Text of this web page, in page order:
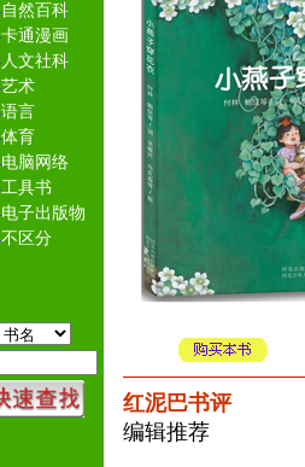
自然百科
卡通漫画
人文社科
艺术
语言
体育
电脑网络
工具书
电子出版物
不区分
红泥巴书评
编辑推荐